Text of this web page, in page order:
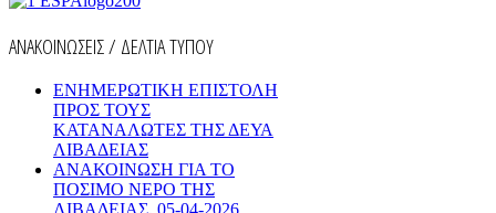
ΑΝΑΚΟΙΝΩΣΕΙΣ / ΔΕΛΤΙΑ ΤΥΠΟΥ
ΕΝΗΜΕΡΩΤΙΚΗ ΕΠΙΣΤΟΛΗ
ΠΡΟΣ ΤΟΥΣ
ΚΑΤΑΝΑΛΩΤΕΣ ΤΗΣ ΔΕΥΑ
ΛΙΒΑΔΕΙΑΣ
ΑΝΑΚΟΙΝΩΣΗ ΓΙΑ ΤΟ
ΠΟΣΙΜΟ ΝΕΡΟ ΤΗΣ
ΛΙΒΑΔΕΙΑΣ, 05-04-2026